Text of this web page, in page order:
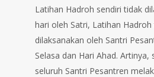
Latihan Hadroh sendiri tidak
hari oleh Satri, Latihan
dilaksanakan oleh Santri
Selasa dan Hari Ahad. Artinya,
seluruh Santri Pesantren